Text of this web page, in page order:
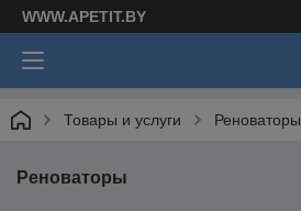
WWW.APETIT.BY
Товары и услуги Реноваторы
Реноваторы